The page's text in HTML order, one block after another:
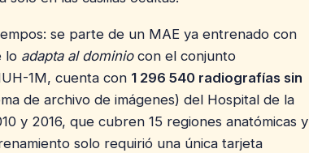
se parte de un MAE ya entrenado con
lo adapta al dominiocon el conjunto
1M, cuenta con 1 296 540 radiografías sin
de archivo de imágenes) del Hospital de la
y 2016, que cubren 15 regiones anatómicas y
solo requirió una única tarjeta